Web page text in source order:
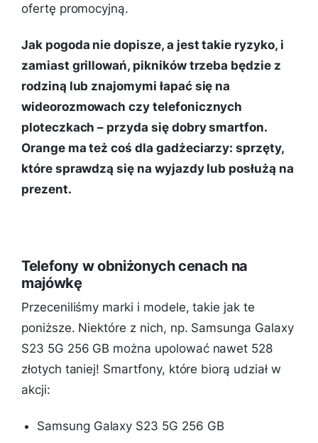
ofertę promocyjną.
Jak pogoda nie dopisze, a jest takie ryzyko, i
zamiast grillowań, pikników trzeba będzie z
rodziną lub znajomymi łapać się na
wideorozmowach czy telefonicznych
ploteczkach – przyda się dobry smartfon.
Orange ma też coś dla gadżeciarzy: sprzęty,
które sprawdzą się na wyjazdy lub posłużą na
prezent.
Telefony w obniżonych cenach na
majówkę
Przeceniliśmy marki i modele, takie jak te
poniższe. Niektóre z nich, np. Samsunga Galaxy
S23 5G 256 GB można upolować nawet 528
złotych taniej! Smartfony, które biorą udział w
akcji:
Samsung Galaxy S23 5G 256 GB